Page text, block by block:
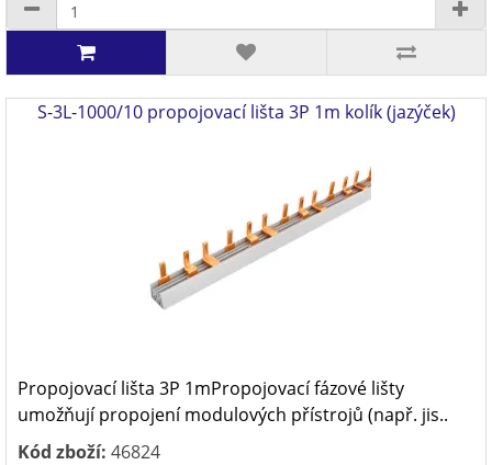
S-3L-1000/10 propojovací lišta 3P 1m kolík (jazýček)
Propojovací lišta 3P 1mPropojovací fázové lišty
umožňují propojení modulových přístrojů (např. jis..
Kód zboží: 46824